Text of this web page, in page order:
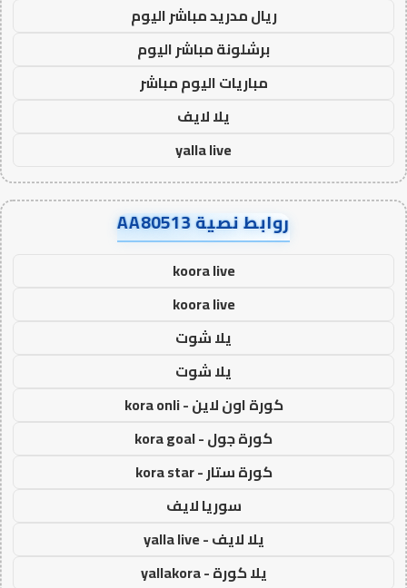
ريال مدريد مباشر اليوم
برشلونة مباشر اليوم
مباريات اليوم مباشر
يلا لايف
yalla live
روابط نصية AA80513
koora live
koora live
يلا شوت
يلا شوت
كورة اون لاين - kora onli
كورة جول - kora goal
كورة ستار - kora star
سوريا لايف
يلا لايف - yalla live
يلا كورة - yallakora